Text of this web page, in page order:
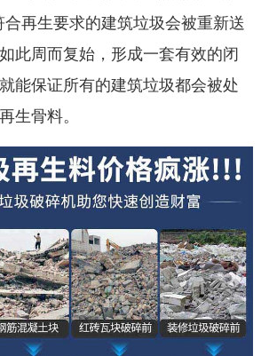
再生要求的建筑垃圾会被重新送
此周而复始，形成一套有效的闭
能保证所有的建筑垃圾都会被处
生骨料。